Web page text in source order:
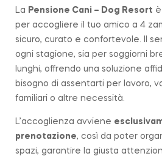
La Pensione Cani – Dog Resort
per accogliere il tuo amico a 4
sicuro, curato e confortevole. Il
ogni stagione, sia per soggiorni
lunghi, offrendo una soluzione
bisogno di assentarti per lavoro,
familiari o altre necessità.
L’accoglienza avviene
prenotazione, così da poter
spazi, garantire la giusta